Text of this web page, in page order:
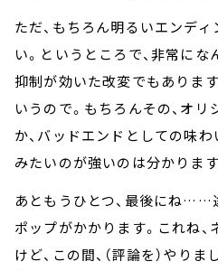
ただ、もちろん明るいエンデ
い。というところで、非常に
抑制が効いた改変でもありま
いうので。もちろんその、オ
か、バッドエンドとしての味わ
みたいのが強いのは分かりま
あともうひとつ、最後にね……
ポップがかかります。これね
けど、この間、（評論を）やりま